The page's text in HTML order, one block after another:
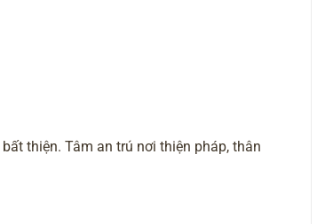
thiện. Tâm an trú nơi thiện pháp, thân